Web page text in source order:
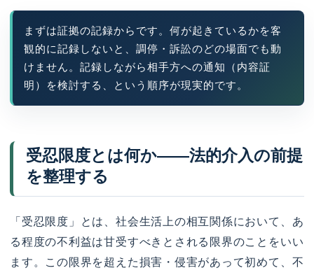
まずは証拠の記録からです。何が起きているかを客
観的に記録しないと、調停・訴訟のどの場面でも動
けません。記録しながら相手方への通知（内容証
明）を検討する、という順序が現実的です。
受忍限度とは何か——法的介入の前提
を整理する
「受忍限度」とは、社会生活上の相互関係において、あ
る程度の不利益は甘受すべきとされる限界のことをいい
ます。この限界を超えた損害・侵害があって初めて、不